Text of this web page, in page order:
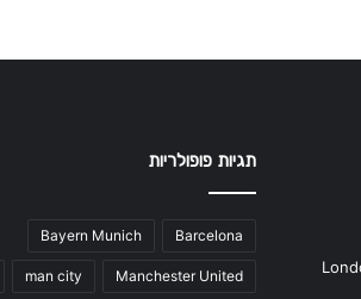
תגיות פופולריות
Barcelona
Bayern Munich
Manchester United
man city